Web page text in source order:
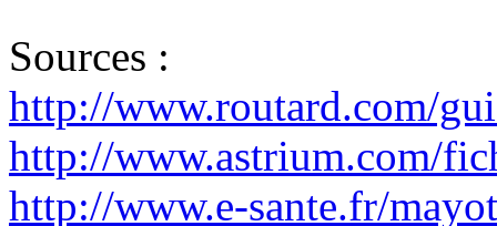
Sources :
http://www.routard.com/
http://www.astrium.com/
http://www.e-sante.fr/